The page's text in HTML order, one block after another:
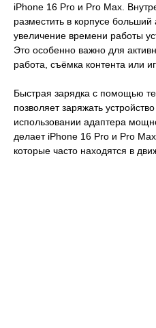
iPhone 16 Pro и Pro Max.
разместить в корпусе
увеличение времени работы
Это особенно важно для
работа, съёмка контента или
Быстрая зарядка с помощью
позволяет заряжать
использовании адаптера
делает iPhone 16 Pro и Pro
которые часто находятся в